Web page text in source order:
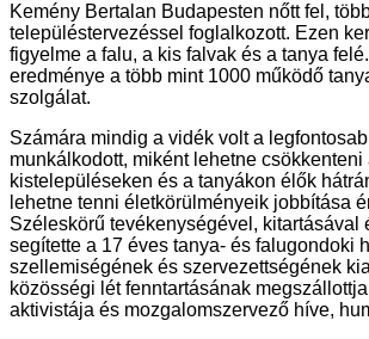
Kemény Bertalan Budapesten nőtt fel,
településtervezéssel foglalkozott. Ezen
figyelme a falu, a kis falvak és a tanya
eredménye a több mint 1000 működő
szolgálat.
Számára mindig a vidék volt a
munkálkodott, miként lehetne csökkenteni
kistelepüléseken és a tanyákon élők
lehetne tenni életkörülményeik jobbítása
Széleskörű tevékenységével, kitartásával
segítette a 17 éves tanya- és falugondoki
szellemiségének és szervezettségének
közösségi lét fenntartásának
aktivistája és mozgalomszervező híve,